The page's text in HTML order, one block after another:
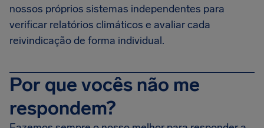
nossos próprios sistemas independentes para
verificar relatórios climáticos e avaliar cada
reivindicação de forma individual.
Por que vocês não me
respondem?